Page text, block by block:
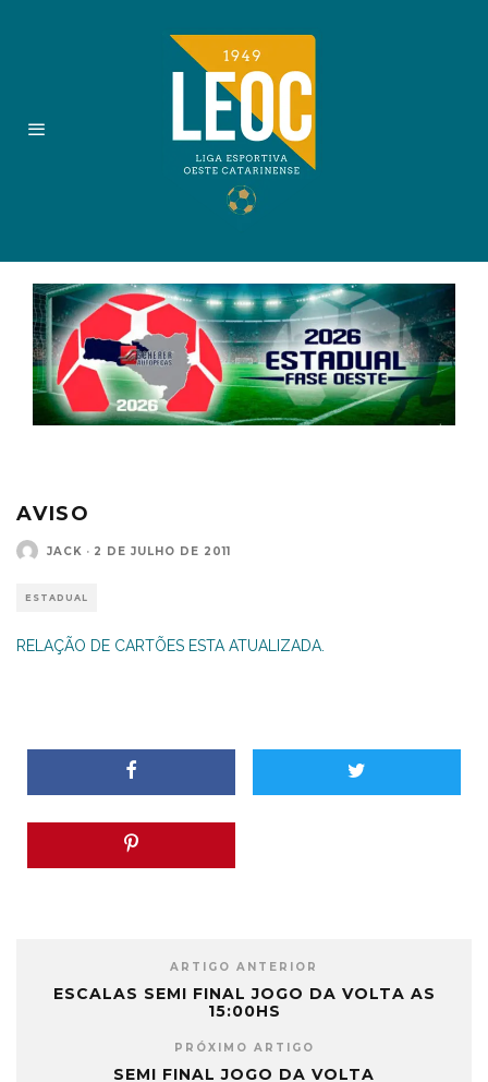
AVISO
JACK · 2 DE JULHO DE 2011
ESTADUAL
RELAÇÃO DE CARTÕES ESTA ATUALIZADA.
ARTIGO ANTERIOR
ESCALAS SEMI FINAL JOGO DA VOLTA AS
15:00HS
PRÓXIMO ARTIGO
SEMI FINAL JOGO DA VOLTA